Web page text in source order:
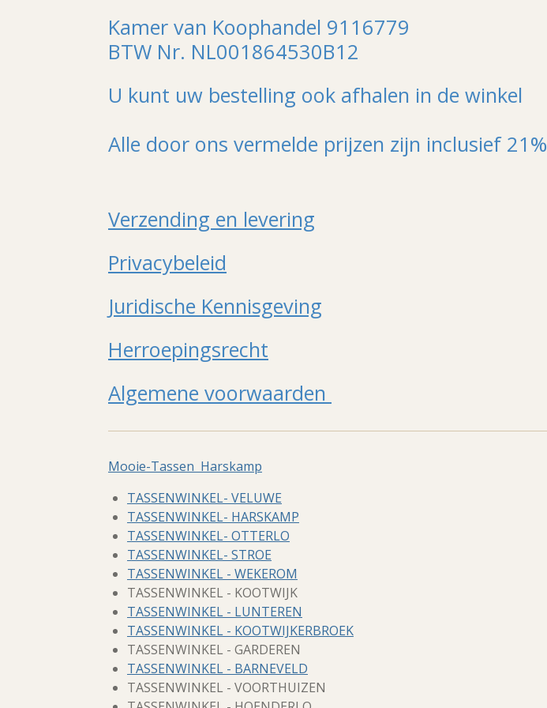
Kamer van Koophandel 9116779
BTW Nr. NL001864530B12
U kunt uw bestelling ook afhalen in de winkel
Alle door ons vermelde prijzen zijn inclusief
Verzending en levering
Privacybeleid
Juridische Kennisgeving
Herroepingsrecht
Algemene voorwaarden
Mooie-Tassen Harskamp
TASSENWINKEL- VELUWE
TASSENWINKEL- HARSKAMP
TASSENWINKEL- OTTERLO
TASSENWINKEL- STROE
TASSENWINKEL - WEKEROM
TASSENWINKEL - KOOTWIJK
TASSENWINKEL - LUNTEREN
TASSENWINKEL - KOOTWIJKERBROEK
TASSENWINKEL - GARDEREN
TASSENWINKEL - BARNEVELD
TASSENWINKEL - VOORTHUIZEN